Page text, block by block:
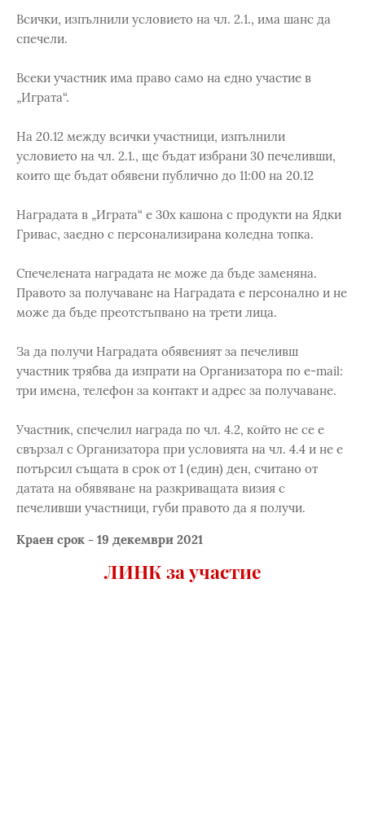
Всички, изпълнили условието на чл. 2.1., има шанс да
спечели.
Всеки участник има право само на едно участие в
„Играта“.
На 20.12 между всички участници, изпълнили
условието на чл. 2.1., ще бъдат избрани 30 печеливши,
които ще бъдат обявени публично до 11:00 на 20.12
Наградата в „Играта“ е 30х кашона с продукти на Ядки
Гривас, заедно с персонализирана коледна топка.
Спечелената наградата не може да бъде заменяна.
Правото за получаване на Наградата е персонално и не
може да бъде преотстъпвано на трети лица.
За да получи Наградата обявеният за печеливш
участник трябва да изпрати на Организатора по e-mail:
три имена, телефон за контакт и адрес за получаване.
Участник, спечелил награда по чл. 4.2, който не се е
свързал с Организатора при условията на чл. 4.4 и не е
потърсил същата в срок от 1 (един) ден, считано от
датата на обявяване на разкриващата визия с
печеливши участници, губи правото да я получи.
Краен срок - 19 декември 2021
ЛИНК за участие